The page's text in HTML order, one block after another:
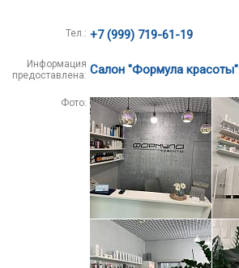
Тел.: +7 (999) 719-61-19
Информация
предоставлена: Салон "Формула красоты"
Фото: